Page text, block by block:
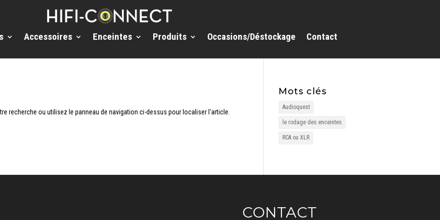
Accessoires Enceintes Produits Occasions/Déstockage Contact
recherche ou utilisez le panneau de navigation ci-dessus pour localiser l'article.
Mots clés
Audioquest
le rodage des enceintes
RCA ou XLR
CONTACT